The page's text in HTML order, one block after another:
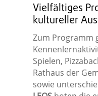
Vielfältiges
kultureller
Zum Programm
Spielen,
Rathaus der
sowie